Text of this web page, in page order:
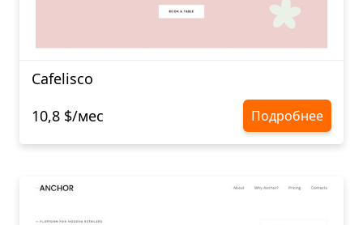
Cafelisco
10,8 $/мес
Подробнее